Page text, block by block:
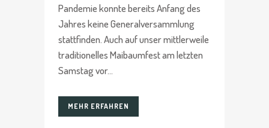
Pandemie konnte bereits Anfang des
Jahres keine Generalversammlung
stattfinden. Auch auf unser mittlerweile
traditionelles Maibaumfest am letzten
Samstag vor...
MEHR ERFAHREN